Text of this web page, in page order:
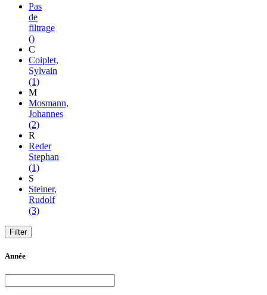
Pas
de
filtrage
()
C
Coiplet,
Sylvain
(1)
M
Mosmann,
Johannes
(2)
R
Reder
Stephan
(1)
S
Steiner,
Rudolf
(3)
Année